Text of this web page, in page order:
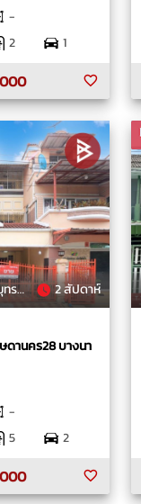
-
2
1
าร 2 สัปดาห์
ดานคร28 บางนา
-
5
2